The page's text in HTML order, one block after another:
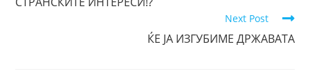
Next Post
ЌЕ ЈА ИЗГУБИМЕ ДРЖАВАТА